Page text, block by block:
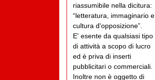
riassumibile nella dicitura:
“letteratura, immaginario e
cultura d'opposizione”.
E' esente da qualsiasi tipo
di attività a scopo di lucro
ed è priva di inserti
pubblicitari o commerciali.
Inoltre non è oggetto di